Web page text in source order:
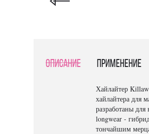
Описание Применение
Хайлайтер
хайлайтера для
разработаны
longwear -
тончайшим